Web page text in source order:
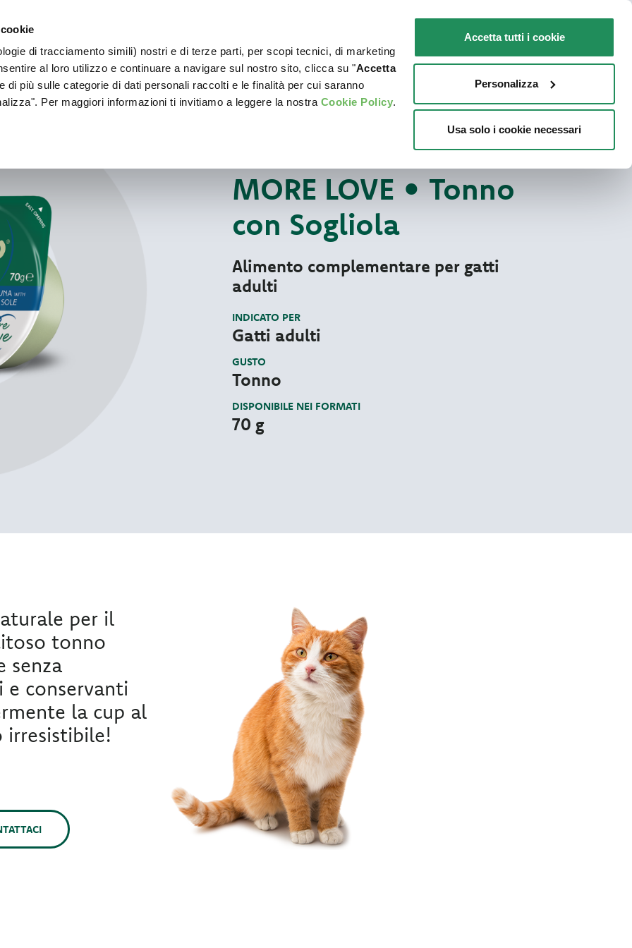
di tracciamento simili) nostri e di terze parti, per scopi tecnici, di marketing
al loro utilizzo e continuare a navigare sul nostro sito, clicca su "Accetta
di più sulle categorie di dati personali raccolti e le finalità per cui saranno
Per maggiori informazioni ti invitiamo a leggere la nostra Cookie Policy.
Accetta tutti i cookie
Personalizza
Usa solo i cookie necessari
NOSTRO MONDO PER IL TUO CANE PER IL TUO GATTO DOVE ACQUISTARE PET NEWS
MORE LOVE • Tonno
con Sogliola
Alimento complementare per gatti
adulti
INDICATO PER
Gatti adulti
GUSTO
Tonno
DISPONIBILE NEI FORMATI
70 g
per il
tonno
senza
conservanti
la cup al
irresistibile!